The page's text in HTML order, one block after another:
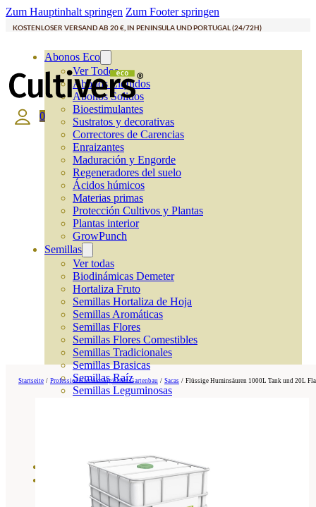
Zum Hauptinhalt springen Zum Footer springen
KOSTENLOSER VERSAND AB 20 €, IN PENINSULA UND PORTUGAL (24/72H)
Abonos Eco
Ver Todos
Abonos Líquidos
Abonos Solidos
Bioestimulantes
Sustratos y decorativas
Correctores de Carencias
Enraizantes
Maduración y Engorde
Regeneradores del suelo
Ácidos húmicos
Materias primas
Protección Cultivos y Plantas
Plantas interior
GrowPunch
Semillas
Ver todas
Biodinámicas Demeter
Hortaliza Fruto
Semillas Hortaliza de Hoja
Semillas Aromáticas
Semillas Flores
Semillas Flores Comestibles
Semillas Tradicionales
Semillas Brasicas
Semillas Raíz
Semillas Leguminosas
Bandejas y Semilleros
Profesionales
Abonos por cultivo
Ver Todos
0
Startseite / Professioneller ökologischer Gartenbau / Sacas / Flüssige Huminsäuren 1000L Tank und 20L